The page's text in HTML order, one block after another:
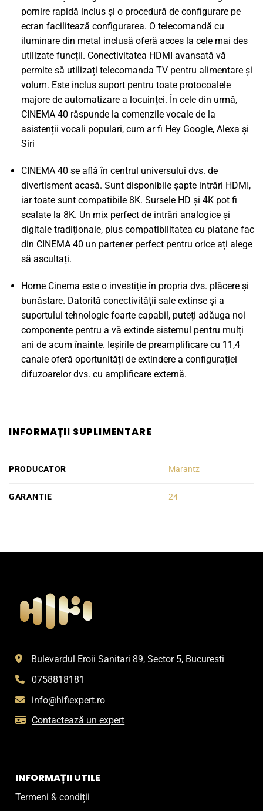
pornire rapidă inclus și o procedură de configurare pe
ecran facilitează configurarea. O telecomandă cu
iluminare din metal inclusă oferă acces la cele mai des
utilizate funcții. Conectivitatea HDMI avansată vă
permite să utilizați telecomanda TV pentru alimentare și
volum. Este inclus suport pentru toate protocoalele
majore de automatizare a locuinței. În cele din urmă,
CINEMA 40 răspunde la comenzile vocale de la
asistenții vocali populari, cum ar fi Hey Google, Alexa și
Siri
CINEMA 40 se află în centrul universului dvs. de
divertisment acasă. Sunt disponibile șapte intrări HDMI,
iar toate sunt compatibile 8K. Sursele HD și 4K pot fi
scalate la 8K. Un mix perfect de intrări analogice și
digitale tradiționale, plus compatibilitatea cu platane fac
din CINEMA 40 un partener perfect pentru orice ați alege
să ascultați.
Home Cinema este o investiție în propria dvs. plăcere și
bunăstare. Datorită conectivității sale extinse și a
suportului tehnologic foarte capabil, puteți adăuga noi
componente pentru a vă extinde sistemul pentru mulți
ani de acum înainte. Ieșirile de preamplificare cu 11,4
canale oferă oportunități de extindere a configurației
difuzoarelor dvs. cu amplificare externă.
INFORMAȚII SUPLIMENTARE
PRODUCATOR Marantz
GARANTIE 24
Bulevardul Eroii Sanitari 89, Sector 5, Bucuresti
0758818181
info@hifiexpert.ro
Contactează un expert
INFORMAȚII UTILE
Termeni & condiții